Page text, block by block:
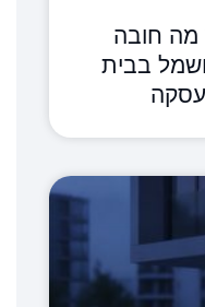
מה חובה
בבית
עסקה